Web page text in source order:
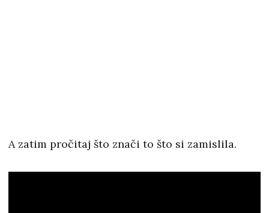
A zatim pročitaj što znači to što si zamislila.